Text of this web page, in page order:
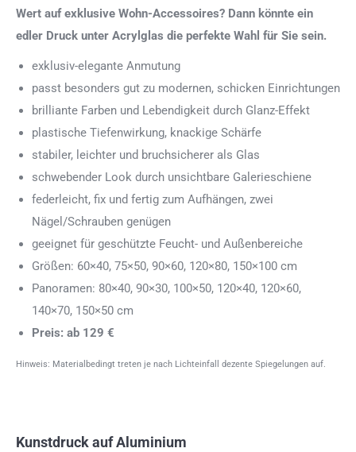
Wert auf exklusive Wohn-Accessoires? Dann könnte ein
edler Druck unter Acrylglas die perfekte Wahl für Sie sein.
exklusiv-elegante Anmutung
passt besonders gut zu modernen, schicken Einrichtungen
brilliante Farben und Lebendigkeit durch Glanz-Effekt
plastische Tiefenwirkung, knackige Schärfe
stabiler, leichter und bruchsicherer als Glas
schwebender Look durch unsichtbare Galerieschiene
federleicht, fix und fertig zum Aufhängen, zwei
Nägel/Schrauben genügen
geeignet für geschützte Feucht- und Außenbereiche
Größen: 60×40, 75×50, 90×60, 120×80, 150×100 cm
Panoramen: 80×40, 90×30, 100×50, 120×40, 120×60,
140×70, 150×50 cm
Preis: ab 129 €
Hinweis: Materialbedingt treten je nach Lichteinfall dezente Spiegelungen auf.
Kunstdruck auf Aluminium